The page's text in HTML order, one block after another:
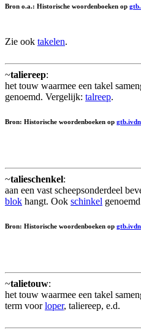
Bron o.a.: Historische woordenboeken op
Zie ook takelen.
~taliereep:
het touw waarmee een takel
genoemd. Vergelijk: talreep.
Bron: Historische woordenboeken op
~talieschenkel:
aan een vast scheepsonderdeel
blok hangt. Ook schinkel
Bron: Historische woordenboeken op
~talietouw:
het touw waarmee een takel
term voorloper, taliereep, e.d.